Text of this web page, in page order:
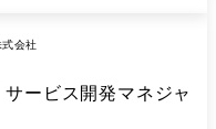
式会社
サービス開発マネジャ